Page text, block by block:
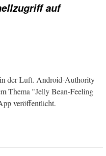
auf
der Luft. Android-Authority
Thema "Jelly Bean-Feeling
veröffentlicht.